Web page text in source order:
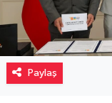
Paylaş
Resmi
Sağlık